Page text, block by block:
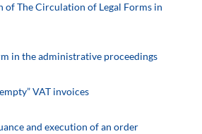
of The Circulation of Legal Forms in
in the administrative proceedings
VAT invoices
and execution of an order